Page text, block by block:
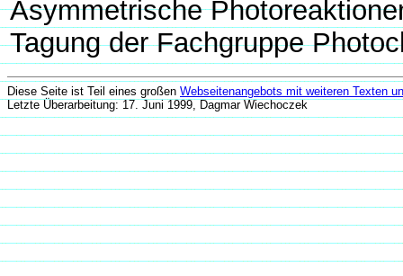
Asymmetrische
Tagung der Fachgruppe
Diese Seite ist Teil eines großen Webseitenangebots mit weiteren Texten
Letzte Überarbeitung: 17. Juni 1999, Dagmar Wiechoczek